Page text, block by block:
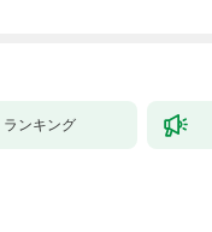
ランキング